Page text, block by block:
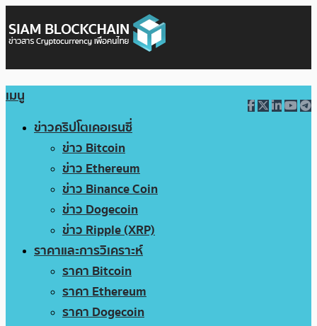
เมนู
ข่าวคริปโตเคอเรนซี่
ข่าว Bitcoin
ข่าว Ethereum
ข่าว Binance Coin
ข่าว Dogecoin
ข่าว Ripple (XRP)
ราคาและการวิเคราะห์
ราคา Bitcoin
ราคา Ethereum
ราคา Dogecoin